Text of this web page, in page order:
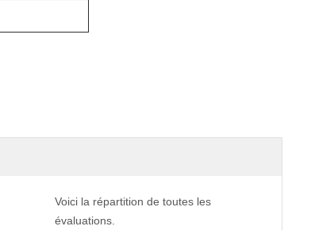
Voici la répartition de toutes les
évaluations.